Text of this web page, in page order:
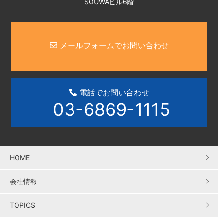
SOUWAビル6階
メールフォームでお問い合わせ
電話でお問い合わせ
03-6869-1115
HOME
会社情報
TOPICS